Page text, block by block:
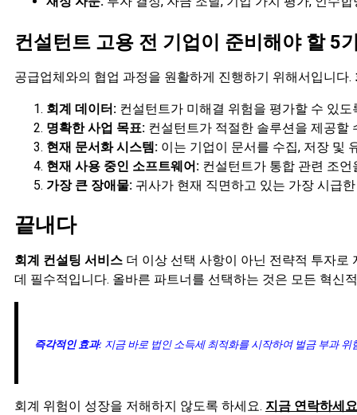
컨설턴트 고용 전 기업이 준비해야 할 5
공급업체와의 협업 과정을 원활하게 진행하기 위해서입니다.
회계 데이터: 컨설턴트가 미해결 위험을 평가할 수 있
명확한 사업 목표: 컨설턴트가 적절한 솔루션을 제공할
현재 문서화 시스템: 이는 기업이 문서를 수집, 저장 및
현재 사용 중인 소프트웨어: 컨설턴트가 통합 관련 조
가장 큰 장애물: 귀사가 현재 직면하고 있는 가장 시급
끝내다
회계 컨설팅 서비스 더 이상 선택 사항이 아닌 전략적 투자
데 필수적입니다. 올바른 파트너를 선택하는 것은 모든 혁신
즉각적인 효과: 지금 바로 법인 소득세 최적화를 시작하여 벌금 부과
회계 위험이 성장을 저해하지 않도록 하세요. 지금 연락하세요